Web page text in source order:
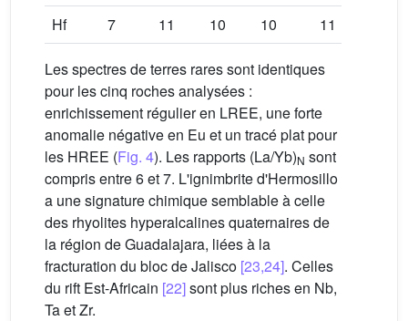
Hf
7 11 10 10 11
Les spectres de terres rares sont identiques
pour les cinq roches analysées :
enrichissement régulier en LREE, une forte
anomalie négative en Eu et un tracé plat pour
les HREE (Fig. 4). Les rapports (La/Yb)N sont
compris entre 6 et 7. L'ignimbrite d'Hermosillo
a une signature chimique semblable à celle
des rhyolites hyperalcalines quaternaires de
la région de Guadalajara, liées à la
fracturation du bloc de Jalisco [23,24]. Celles
du rift Est-Africain [22]sont plus riches en Nb,
Ta et Zr.